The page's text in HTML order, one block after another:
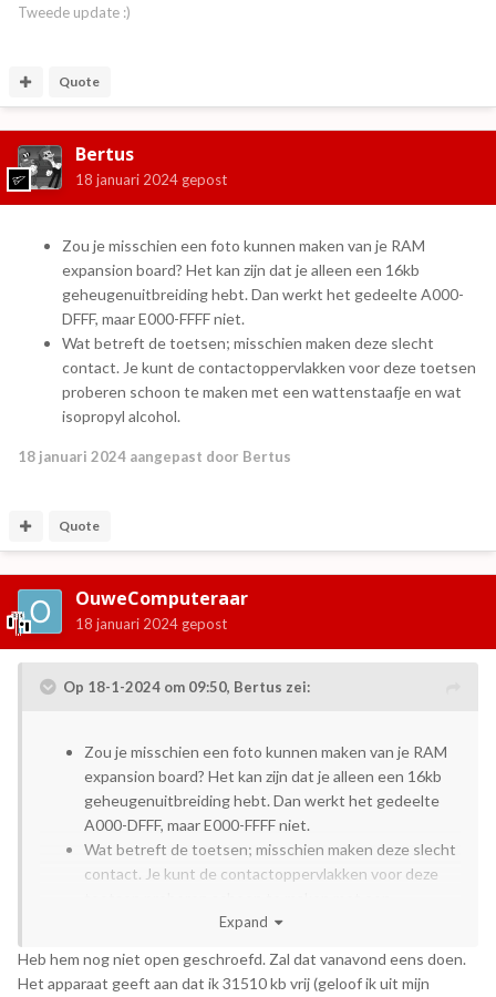
Tweede update :)
Quote
Bertus
18 januari 2024 gepost
Zou je misschien een foto kunnen maken van je RAM
expansion board? Het kan zijn dat je alleen een 16kb
geheugenuitbreiding hebt. Dan werkt het gedeelte A000-
DFFF, maar E000-FFFF niet.
Wat betreft de toetsen; misschien maken deze slecht
contact. Je kunt de contactoppervlakken voor deze toetsen
proberen schoon te maken met een wattenstaafje en wat
isopropyl alcohol.
18 januari 2024 aangepast door Bertus
Quote
OuweComputeraar
18 januari 2024 gepost
Op 18-1-2024 om 09:50, Bertus zei:
Zou je misschien een foto kunnen maken van je RAM
expansion board? Het kan zijn dat je alleen een 16kb
geheugenuitbreiding hebt. Dan werkt het gedeelte
A000-DFFF, maar E000-FFFF niet.
Wat betreft de toetsen; misschien maken deze slecht
contact. Je kunt de contactoppervlakken voor deze
wattenstaafje en wat isopropyl alcohol.
Expand
Heb hem nog niet open geschroefd. Zal dat vanavond eens doen.
Het apparaat geeft aan dat ik 31510 kb vrij (geloof ik uit mijn